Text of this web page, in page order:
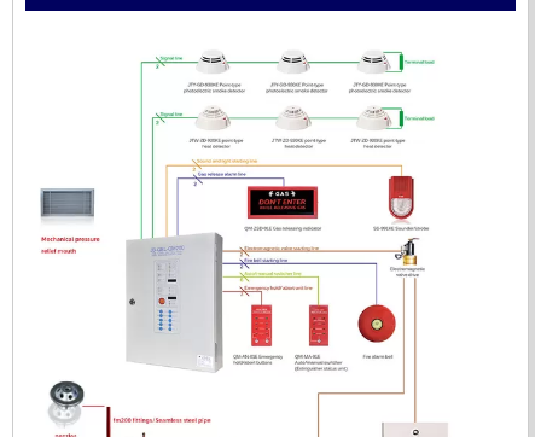
ĐẦU BÁO LỬA UV-IR CHỐNG NỔ-UX150 KOREA
LIÊN HỆ
Mã sản phẩm: UX150